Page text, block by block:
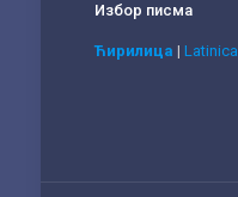
Избор писма
Ћирилица | Latinica